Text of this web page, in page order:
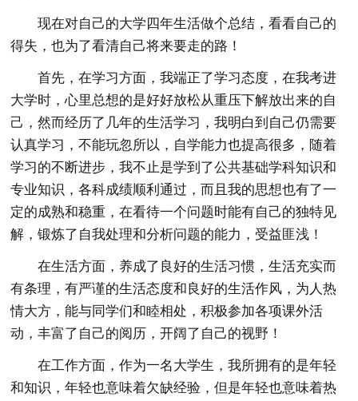
现在对自己的大学四年生活做个总结，看看自己的
得失，也为了看清自己将来要走的路！
首先，在学习方面，我端正了学习态度，在我考进
大学时，心里总想的是好好放松从重压下解放出来的自
己，然而经历了几年的生活学习，我明白到自己仍需要
认真学习，不能玩忽所以，自学能力也提高很多，随着
学习的不断进步，我不止是学到了公共基础学科知识和
专业知识，各科成绩顺利通过，而且我的思想也有了一
定的成熟和稳重，在看待一个问题时能有自己的独特见
解，锻炼了自我处理和分析问题的能力，受益匪浅！
在生活方面，养成了良好的生活习惯，生活充实而
有条理，有严谨的生活态度和良好的生活作风，为人热
情大方，能与同学们和睦相处，积极参加各项课外活
动，丰富了自己的阅历，开阔了自己的视野！
在工作方面，作为一名大学生，我所拥有的是年轻
和知识，年轻也意味着欠缺经验，但是年轻也意味着热